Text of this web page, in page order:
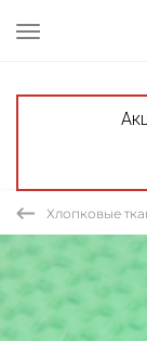
Хлопковые